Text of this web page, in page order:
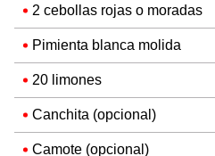
2 cebollas rojas o moradas
Pimienta blanca molida
20 limones
Canchita (opcional)
Camote (opcional)